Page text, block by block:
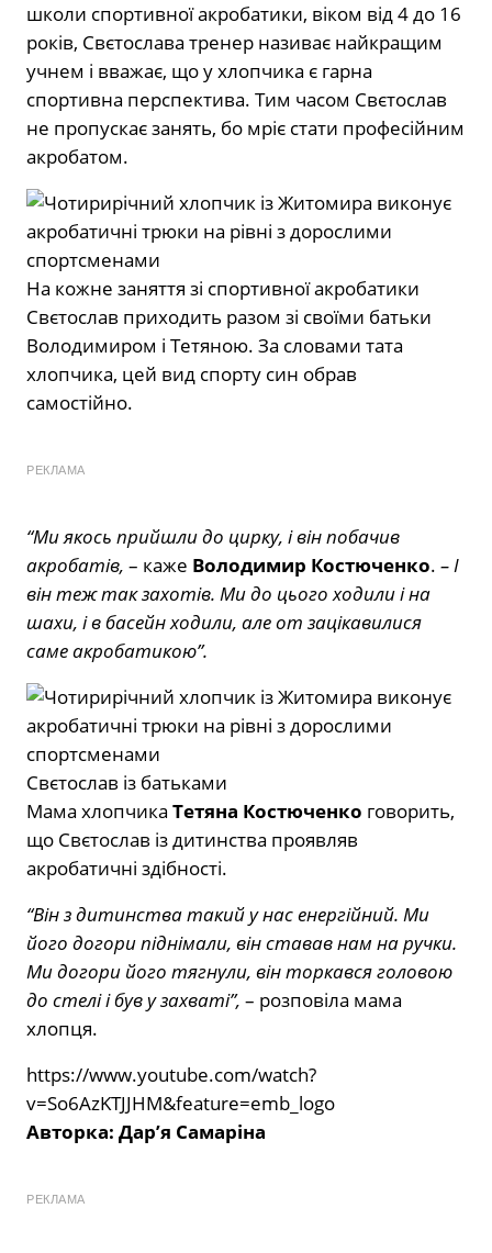
школи спортивної акробатики, віком від 4 до 16
років, Свєтослава тренер називає найкращим
учнем і вважає, що у хлопчика є гарна
спортивна перспектива. Тим часом Свєтослав
не пропускає занять, бо мріє стати професійним
акробатом.
На кожне заняття зі спортивної акробатики
Свєтослав приходить разом зі своїми батьки
Володимиром і Тетяною. За словами тата
хлопчика, цей вид спорту син обрав
самостійно.
РЕКЛАМА
“Ми якось прийшли до цирку, і він побачив
акробатів, – каже Володимир Костюченко. – І
він теж так захотів. Ми до цього ходили і на
шахи, і в басейн ходили, але от зацікавилися
саме акробатикою”.
Свєтослав із батьками
Мама хлопчика Тетяна Костюченко говорить,
що Свєтослав із дитинства проявляв
акробатичні здібності.
“Він з дитинства такий у нас енергійний. Ми
його догори піднімали, він ставав нам на ручки.
Ми догори його тягнули, він торкався головою
до стелі і був у захваті”, – розповіла мама
хлопця.
https://www.youtube.com/watch?
v=So6AzKTJJHM&feature=emb_logo
Авторка: Дар’я Самаріна
РЕКЛАМА